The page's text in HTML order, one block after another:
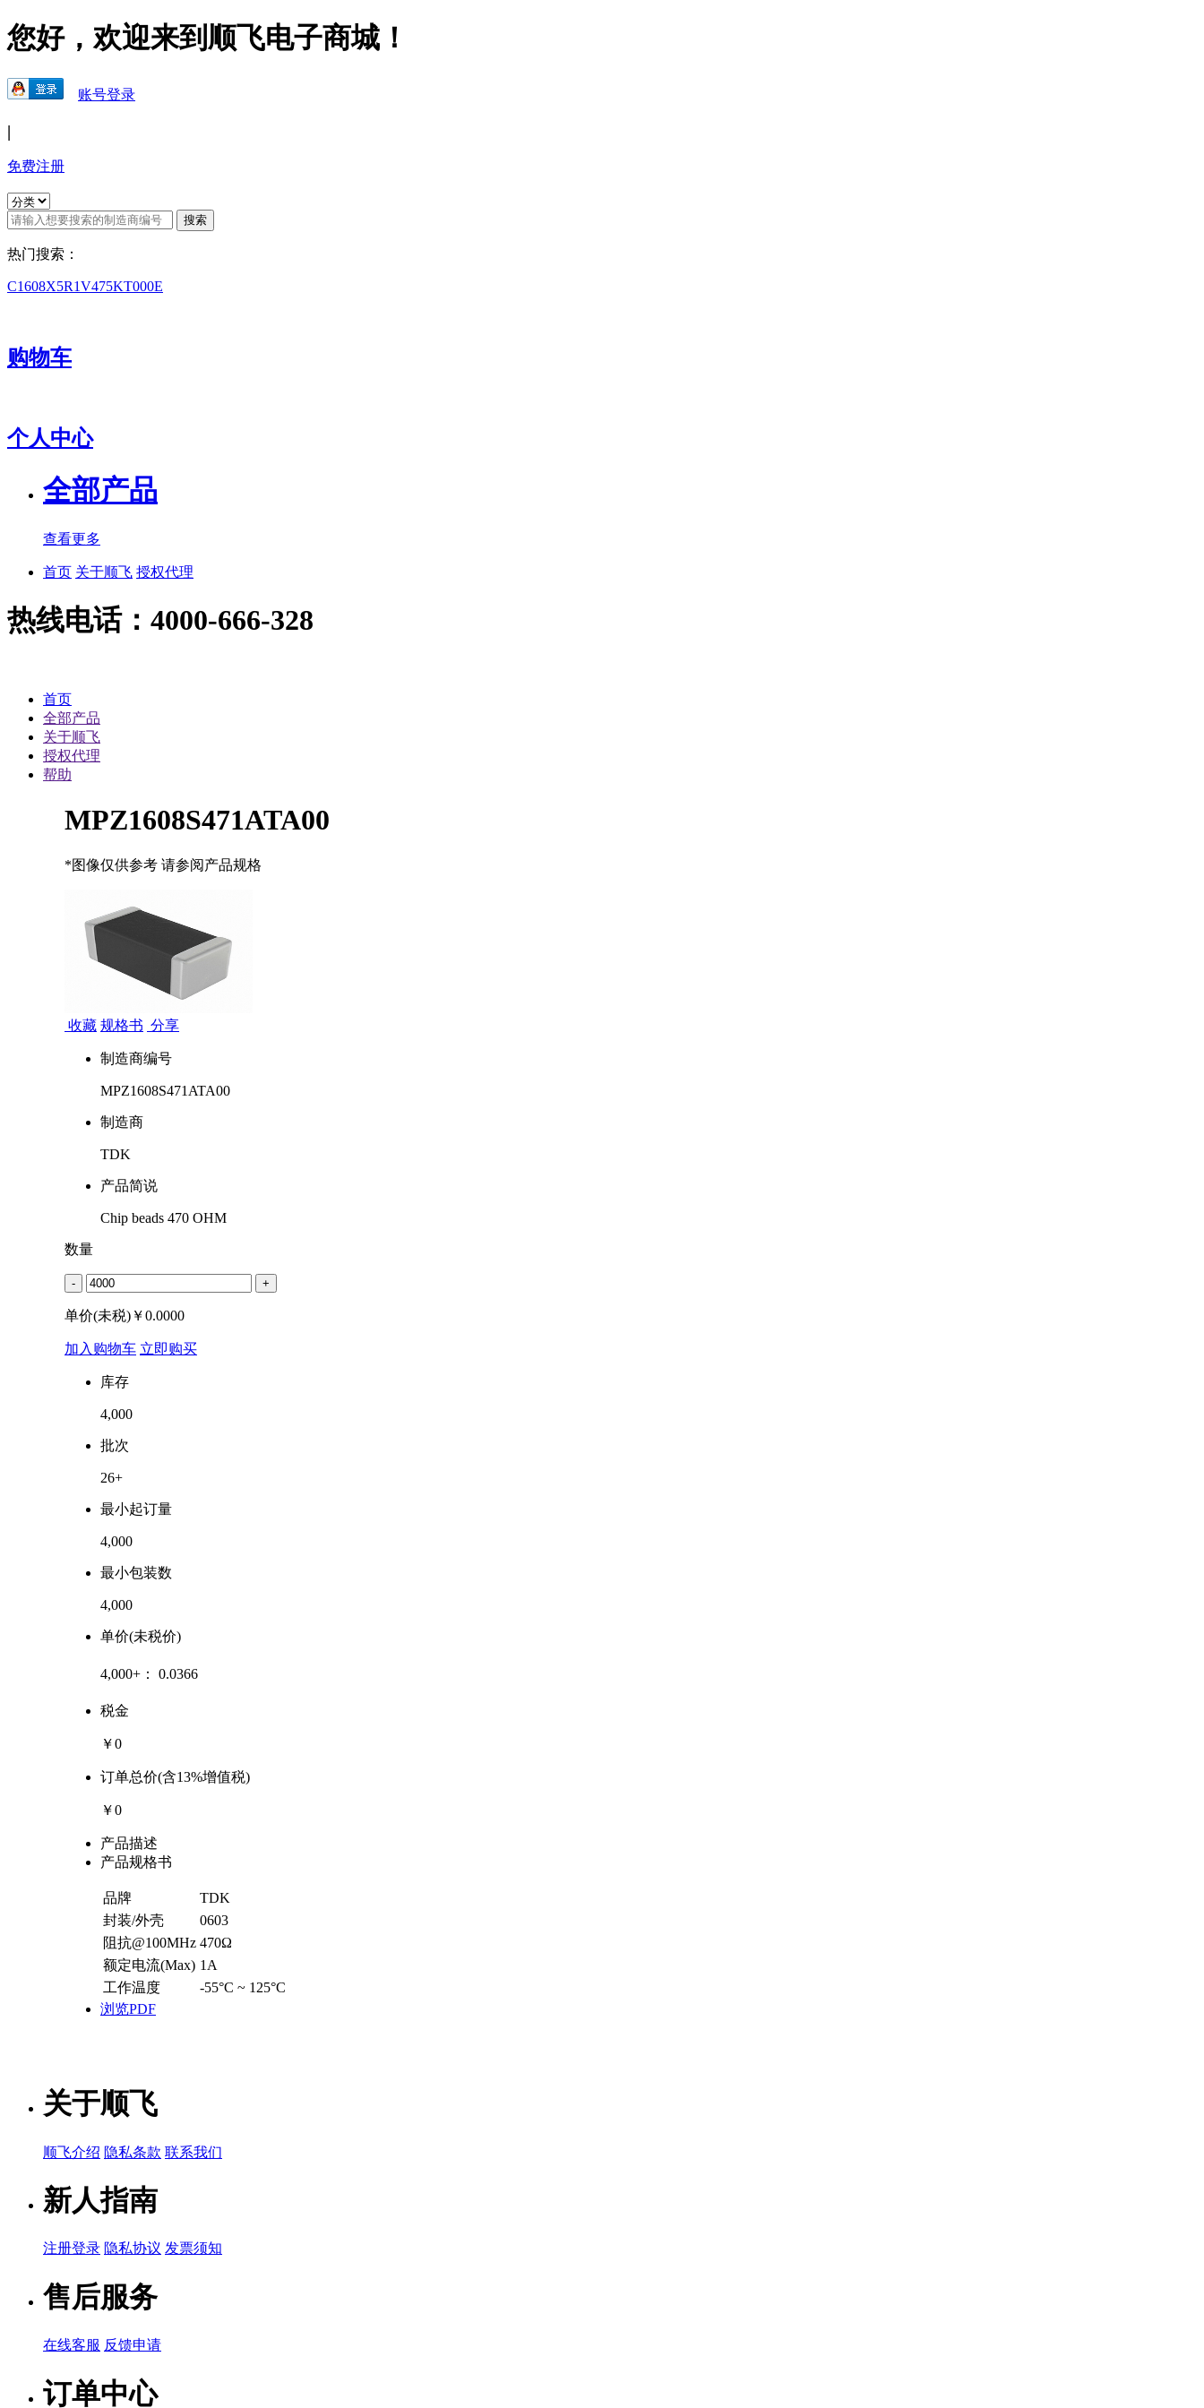
您好，欢迎来到顺飞电子商城！
账号登录
|
免费注册
热门搜索：
C1608X5R1V475KT000E
购物车
个人中心
全部产品
查看更多
首页 关于顺飞 授权代理
热线电话：4000-666-328
首页
全部产品
关于顺飞
授权代理
帮助
MPZ1608S471ATA00
*图像仅供参考 请参阅产品规格
收藏 规格书 分享
制造商编号
MPZ1608S471ATA00
制造商
TDK
产品简说
Chip beads 470 OHM
数量
- +
单价(未税)￥0.0000
加入购物车 立即购买
库存
4,000
批次
26+
最小起订量
4,000
最小包装数
4,000
单价(未税价)
4,000+： 0.0366
税金
￥0
订单总价(含13%增值税)
￥0
产品描述
产品规格书
品牌
TDK
封装/外壳
0603
阻抗@100MHz 470Ω
额定电流(Max) 1A
工作温度
-55°C ~ 125°C
浏览PDF
关于顺飞
顺飞介绍 隐私条款 联系我们
新人指南
注册登录 隐私协议 发票须知
售后服务
在线客服 反馈申请
订单中心